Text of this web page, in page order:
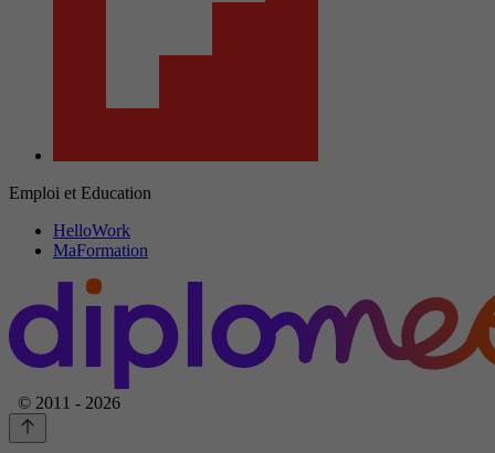
Emploi et Education
HelloWork
MaFormation
© 2011 - 2026